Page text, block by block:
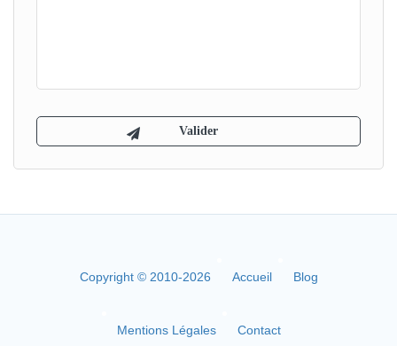
Copyright © 2010-2026 Accueil Blog
Mentions Légales Contact